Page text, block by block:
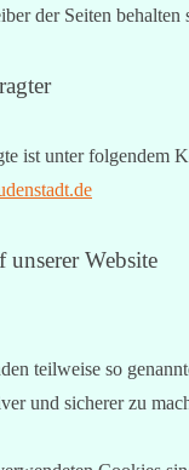
der Seiten
ist unter folgendem
unserer Website
teilweise so
und sicherer zu